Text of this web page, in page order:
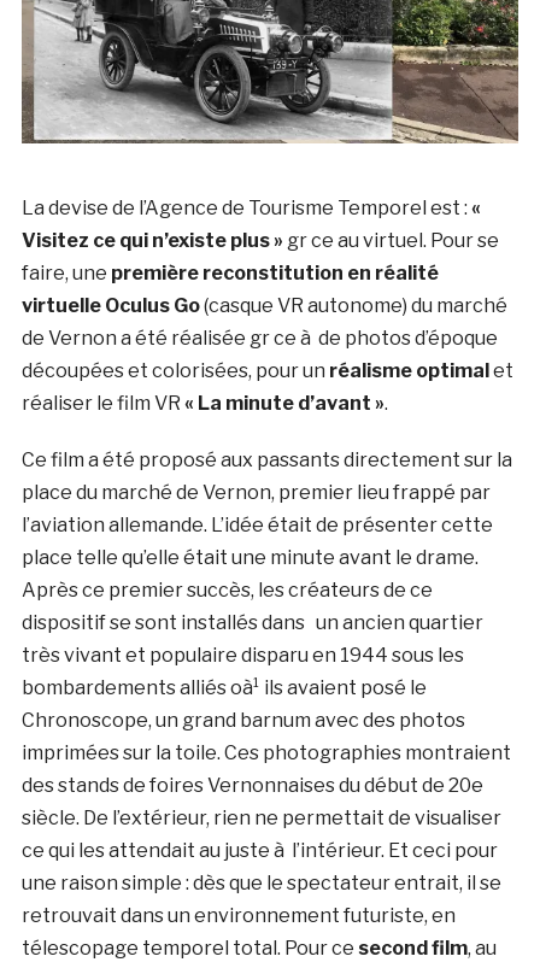
La devise de l’Agence de Tourisme Temporel est : «
Visitez ce qui n’existe plus » gr ce au virtuel. Pour se
faire, une première reconstitution en réalité
virtuelle Oculus Go(casque VR autonome) du marché
de Vernon a été réalisée gr ce à de photos d’époque
découpées et colorisées, pour un réalisme optimal et
réaliser le film VR « La minute d’avant ».
Ce film a été proposé aux passants directement sur la
place du marché de Vernon, premier lieu frappé par
l’aviation allemande. L’idée était de présenter cette
place telle qu’elle était une minute avant le drame.
Après ce premier succès, les créateurs de ce
dispositif se sont installés dans un ancien quartier
très vivant et populaire disparu en 1944 sous les
bombardements alliés oà¹ ils avaient posé le
Chronoscope, un grand barnum avec des photos
imprimées sur la toile. Ces photographies montraient
des stands de foires Vernonnaises du début de 20e
siècle. De l’extérieur, rien ne permettait de visualiser
ce qui les attendait au juste à l’intérieur. Et ceci pour
une raison simple : dès que le spectateur entrait, il se
retrouvait dans un environnement futuriste, en
télescopage temporel total. Pour ce second film, au